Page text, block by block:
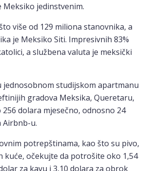
Meksiko jedinstvenim.
više od 129 miliona stanovnika, a
je Meksiko Siti. Impresivnih 83%
a službena valuta je meksički
jednosobnom studijskom apartmanu
gradova Meksika, Queretaru,
dolara mjesečno, odnosno 24
Airbnb-u.
potrepštinama, kao što su pivo,
kuće, očekujte da potrošite oko 1,54
za kavu i 3,10 dolara za obrok